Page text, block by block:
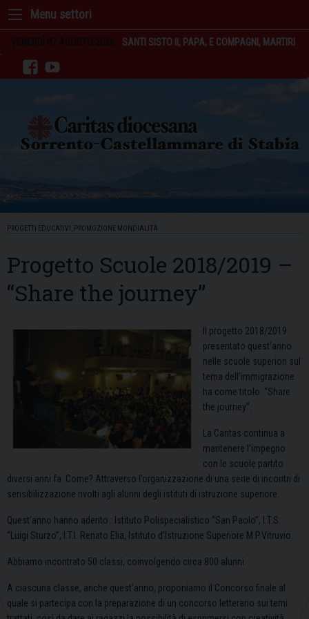
Skip
content
VENERDÌ 07 AGOSTO 2026 SANTI SISTO II, PAPA, E COMPAGNI, MARTIRI
facebookyoutube
PROGETTI EDUCATIVI PROMOZIONE MONDIALITÀ
Progetto Scuole 2018/2019 –
“Share the journey”
Il progetto 2018/2019
presentato quest’anno
nelle scuole superiori sul
tema dell’immigrazione
ha come titolo: “Share
the journey”.
La Caritas continua a
mantenere l’impegno
con le scuole partito
diversi anni fa. Come? Attraverso l’organizzazione di una serie di incontri di
sensibilizzazione rivolti agli alunni degli istituti di istruzione superiore.
Quest’anno hanno aderito : Istituto Polispecialistico “San Paolo”, I.T.S.
“Luigi Sturzo”, I.T.I. Renato Elia, Istituto d’Istruzione Superiore M.P.Vitruvio.
Abbiamo incontrato 50 classi, coinvolgendo circa 800 alunni.
A ciascuna classe, anche quest’anno, proponiamo il Concorso finale al
quale si partecipa con la preparazione di un concorso letterario sui temi